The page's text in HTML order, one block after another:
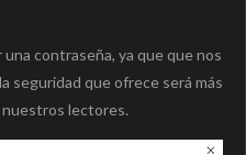
contraseña, ya que que nos
seguridad que ofrece será más
nuestros lectores.